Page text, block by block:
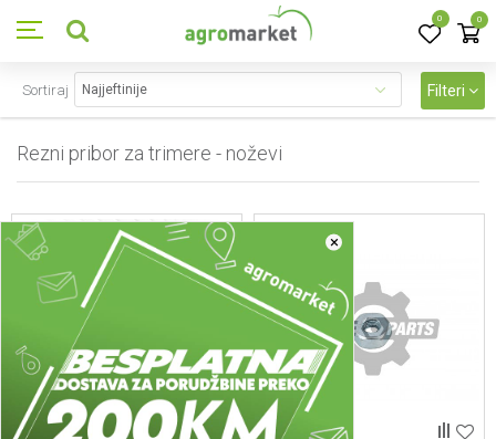
0 0
×
Rezni pribor za trimere - noževi
Sortiraj Filteri